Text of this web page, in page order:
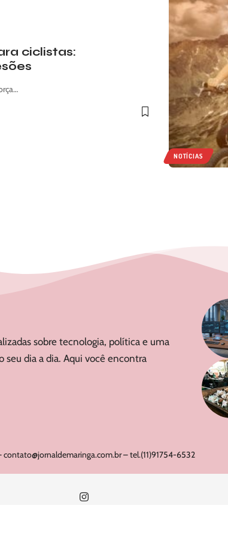
NOTÍCIAS
ciclistas:
sobre tecnologia, política e uma
seu dia a dia. Aqui você encontra
contato@jornaldemaringa.com.br– tel.(11)91754-6532